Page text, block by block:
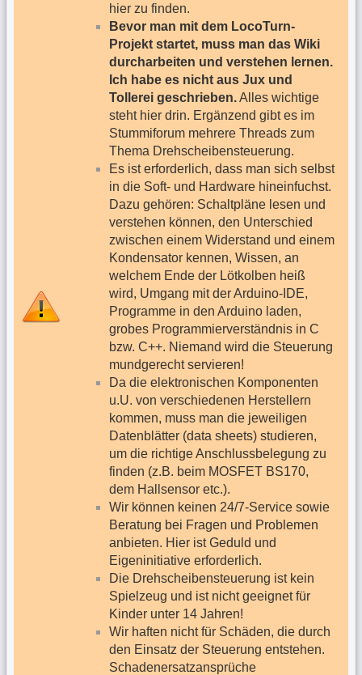
hier zu finden.
Bevor man mit dem LocoTurn-
Projekt startet, muss man das Wiki
durcharbeiten und verstehen lernen.
Ich habe es nicht aus Jux und
Tollerei geschrieben.Alles wichtige
steht hier drin. Ergänzend gibt es im
Stummiforum mehrere Threads zum
Thema Drehscheibensteuerung.
Es ist erforderlich, dass man sich selbst
in die Soft- und Hardware hineinfuchst.
Dazu gehören: Schaltpläne lesen und
verstehen können, den Unterschied
zwischen einem Widerstand und einem
Kondensator kennen, Wissen, an
welchem Ende der Lötkolben heiß
wird, Umgang mit der Arduino-IDE,
Programme in den Arduino laden,
grobes Programmierverständnis in C
bzw. C++. Niemand wird die Steuerung
mundgerecht servieren!
Da die elektronischen Komponenten
u.U. von verschiedenen Herstellern
kommen, muss man die jeweiligen
Datenblätter (data sheets) studieren,
um die richtige Anschlussbelegung zu
finden (z.B. beim MOSFET BS170,
dem Hallsensor etc.).
Wir können keinen 24/7-Service sowie
Beratung bei Fragen und Problemen
anbieten. Hier ist Geduld und
Eigeninitiative erforderlich.
Die Drehscheibensteuerung ist kein
Spielzeug und ist nicht geeignet für
Kinder unter 14 Jahren!
Wir haften nicht für Schäden, die durch
den Einsatz der Steuerung entstehen.
Schadenersatzansprüche